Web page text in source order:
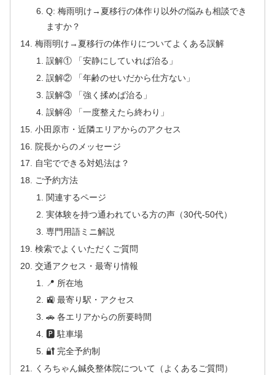
Q: 梅雨明け→夏移行の体作り以外の悩みも相談でき
ますか？
梅雨明け→夏移行の体作りについてよくある誤解
誤解① 「安静にしていれば治る」
誤解② 「年齢のせいだから仕方ない」
誤解③ 「強く揉めば治る」
誤解④ 「一度整えたら終わり」
小田原市・近隣エリアからのアクセス
院長からのメッセージ
自宅でできる対処法は？
ご予約方法
関連するページ
実体験を持つ通われている方の声（30代-50代）
専門用語ミニ解説
検索でよくいただくご質問
交通アクセス・最寄り情報
📍 所在地
🚉 最寄り駅・アクセス
🚗 各エリアからの所要時間
🅿 駐車場
🔐 完全予約制
くろちゃん鍼灸整体院について（よくあるご質問）